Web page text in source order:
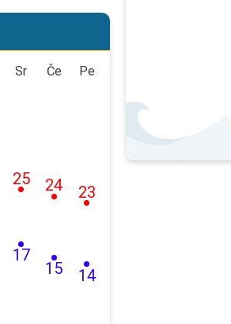
Sr
17
25
Če
15
24
Pe
14
23